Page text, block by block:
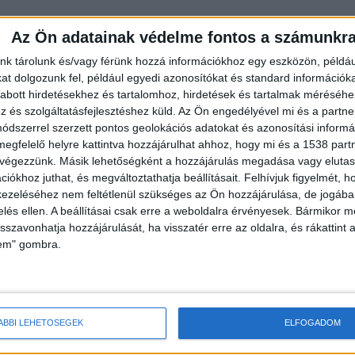
Az Ön adatainak védelme fontos a
tárolunk és/vagy férünk hozzá információkhoz egy eszközön,
dolgozunk fel, például egyedi azonosítókat és standard
hirdetésekhez és tartalomhoz, hirdetések és tartalmak
és szolgáltatásfejlesztéshez küld. Az Ön engedélyével mi és a
szerzett pontos geolokációs adatokat és azonosítási
helyre kattintva hozzájárulhat ahhoz, hogy mi és a 1538
Másik lehetőségként a hozzájárulás megadása vagy
juthat, és megváltoztathatja beállításait. Felhívjuk figyelmét,
nem feltétlenül szükséges az Ön hozzájárulása, de
ellen. A beállításai csak erre a weboldalra érvényesek. Bármikor
hozzájárulását, ha visszatér erre az oldalra, és rákattint
gombra.
LEHETŐSÉGEK ELFOGADOM
közösségi oldalán közzétette a sportoló
a Veszprém megyei Berhidán, a Péti úti
18 órakor. A Balaton-felvidékhez és
sportszeretők, barátok és tisztelők Berhidán
eltávozott bajnokot. Emlékét a magyar
Zsanett Berhidán nőtt fel, ott kezdte
Később Veszprémben élt és készült, a
régióhoz kötődött.
bolgár útlevéllel is rendelkezett, a bolgár női